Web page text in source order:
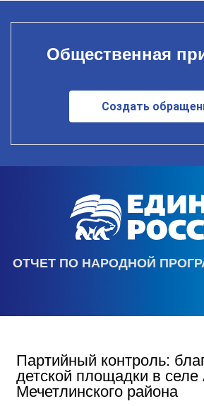
Общественная
Создать
ОТЧЕТ ПО НАРОДНОЙ
Партийный контроль:
детской площадки в селе
Мечетлинского района